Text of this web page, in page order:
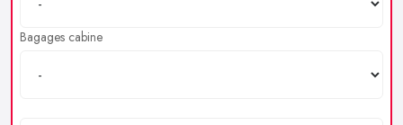
Bagages cabine